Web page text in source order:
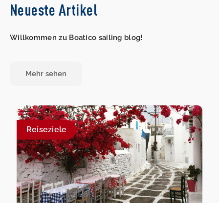
Neueste Artikel
Willkommen zu Boatico sailing blog!
Mehr sehen
Reiseziele